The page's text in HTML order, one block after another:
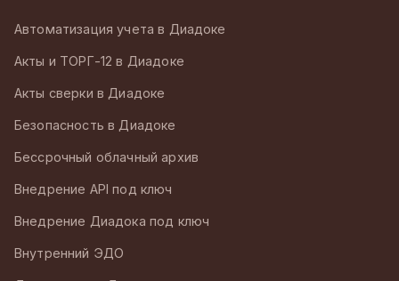
Автоматизация учета в Диадоке
Акты и ТОРГ-12 в Диадоке
Акты сверки в Диадоке
Безопасность в Диадоке
Бессрочный облачный архив
Внедрение API под ключ
Внедрение Диадока под ключ
Внутренний ЭДО